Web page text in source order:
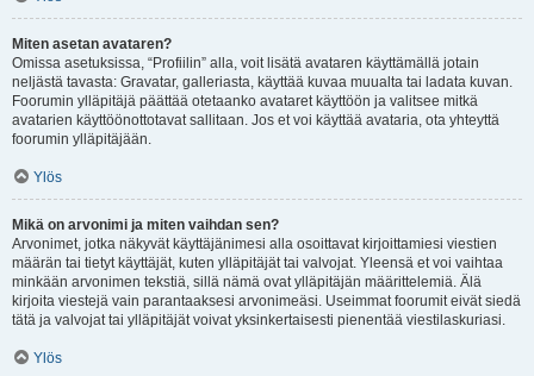
Miten asetan avataren?
Omissa asetuksissa, “Profiilin” alla, voit lisätä avataren käyttämällä jotain
neljästä tavasta: Gravatar, galleriasta, käyttää kuvaa muualta tai ladata kuvan.
Foorumin ylläpitäjä päättää otetaanko avataret käyttöön ja valitsee mitkä
avatarien käyttöönottotavat sallitaan. Jos et voi käyttää avataria, ota yhteyttä
foorumin ylläpitäjään.
Ylös
Mikä on arvonimi ja miten vaihdan sen?
Arvonimet, jotka näkyvät käyttäjänimesi alla osoittavat kirjoittamiesi viestien
määrän tai tietyt käyttäjät, kuten ylläpitäjät tai valvojat. Yleensä et voi vaihtaa
minkään arvonimen tekstiä, sillä nämä ovat ylläpitäjän määrittelemiä. Älä
kirjoita viestejä vain parantaaksesi arvonimeäsi. Useimmat foorumit eivät siedä
tätä ja valvojat tai ylläpitäjät voivat yksinkertaisesti pienentää viestilaskuriasi.
Ylös